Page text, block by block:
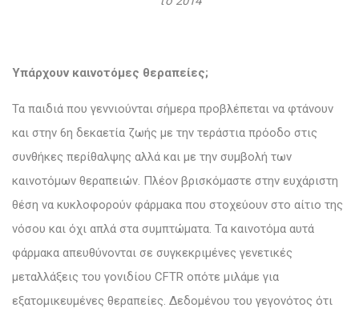
Υπάρχουν καινοτόμες θεραπείες;
Τα παιδιά που γεννιούνται σήμερα προβλέπεται να φτάνουν
και στην 6η δεκαετία ζωής με την τεράστια πρόοδο στις
συνθήκες περίθαλψης αλλά και με την συμβολή των
καινοτόμων θεραπειών. Πλέον βρισκόμαστε στην ευχάριστη
θέση να κυκλοφορούν φάρμακα που στοχεύουν στο αίτιο της
νόσου και όχι απλά στα συμπτώματα. Τα καινοτόμα αυτά
φάρμακα απευθύνονται σε συγκεκριμένες γενετικές
μεταλλάξεις του γονιδίου CFTR οπότε μιλάμε για
εξατομικευμένες θεραπείες. Δεδομένου του γεγονότος ότι